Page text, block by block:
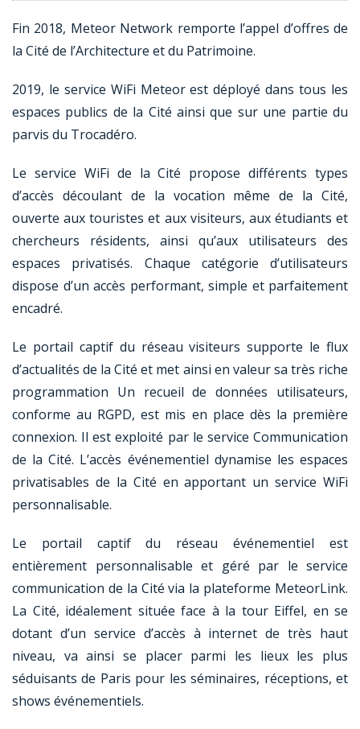
Fin 2018, Meteor Network remporte l’appel d’offres de
la Cité de l’Architecture et du Patrimoine.
2019, le service WiFi Meteor est déployé dans tous les
espaces publics de la Cité ainsi que sur une partie du
parvis du Trocadéro.
Le service WiFi de la Cité propose différents types
d’accès découlant de la vocation même de la Cité,
ouverte aux touristes et aux visiteurs, aux étudiants et
chercheurs résidents, ainsi qu’aux utilisateurs des
espaces privatisés. Chaque catégorie d’utilisateurs
dispose d’un accès performant, simple et parfaitement
encadré.
Le portail captif du réseau visiteurs supporte le flux
d’actualités de la Cité et met ainsi en valeur sa très riche
programmation Un recueil de données utilisateurs,
conforme au RGPD, est mis en place dès la première
connexion. Il est exploité par le service Communication
de la Cité. L’accès événementiel dynamise les espaces
privatisables de la Cité en apportant un service WiFi
personnalisable.
Le portail captif du réseau événementiel est
entièrement personnalisable et géré par le service
communication de la Cité via la plateforme MeteorLink.
La Cité, idéalement située face à la tour Eiffel, en se
dotant d’un service d’accès à internet de très haut
niveau, va ainsi se placer parmi les lieux les plus
séduisants de Paris pour les séminaires, réceptions, et
shows événementiels.